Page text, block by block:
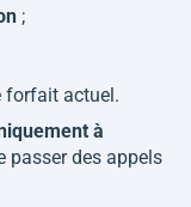
;
forfait actuel.
à
passer des appels